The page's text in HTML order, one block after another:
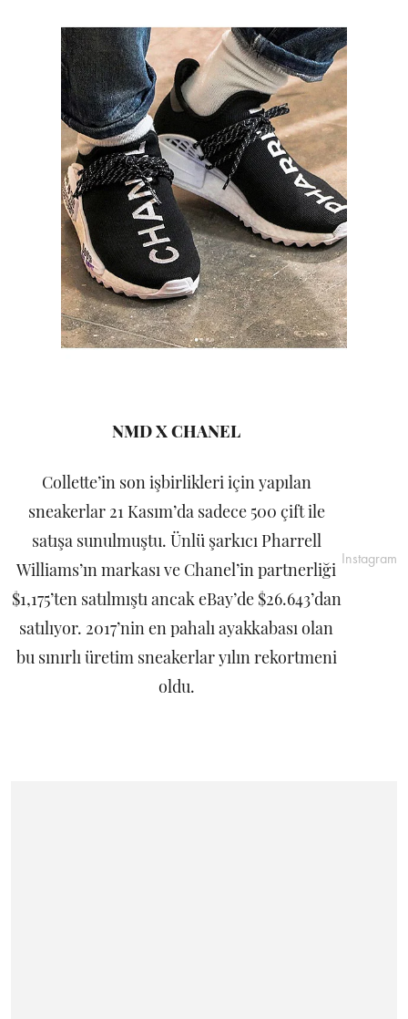
NMD X CHANEL
Collette’in son işbirlikleri için yapılan
sneakerlar 21 Kasım’da sadece 500 çift ile
satışa sunulmuştu. Ünlü şarkıcı Pharrell
Williams’ın markası ve Chanel’in partnerliği
$1,175’ten satılmıştı ancak eBay’de $26.643’dan
satılıyor. 2017’nin en pahalı ayakkabası olan
bu sınırlı üretim sneakerlar yılın rekortmeni
oldu.
Instagram